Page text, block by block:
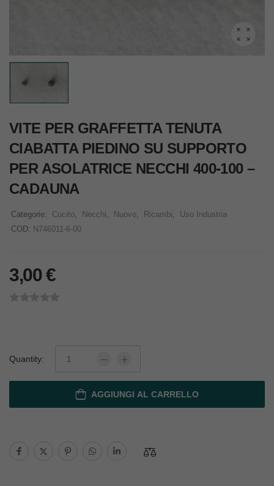
VITE PER GRAFFETTA TENUTA
CIABATTA PIEDINO SU SUPPORTO
PER ASOLATRICE NECCHI 400-100 –
CADAUNA
Categorie: Cucito, Necchi, Nuovo, Ricambi,
Uso Industria
COD: N746011-6-00
3,00€
Quantity:
AGGIUNGI AL CARRELLO